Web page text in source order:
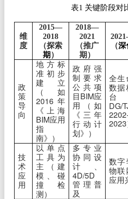
表1 关键阶段对
维
度
2015—
2018
（探索
期 ）
2018—
2021
（推广
期）
2021
（深
政
策
导
向
地方标
准初步
建立
（如
2016年
《上海
BIM应用
指
南》）
政府强
制要求
公共项
目 BIM应
用（如
《三年
行动计
划》）
全生
数据
台
DG/
2023
技
术
应
用
以单点
工具为
主（建
模、碰
撞检
测）
多专业
协同设
计、
4D/5D
管理普
及
数字
物联
应用